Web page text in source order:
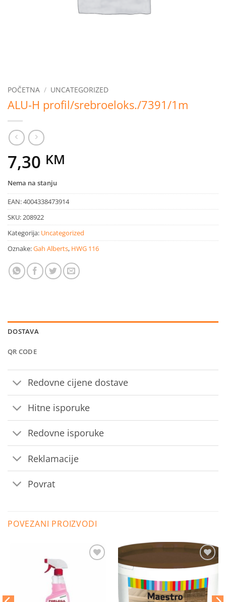
POČETNA / UNCATEGORIZED
ALU-H profil/srebroeloks./7391/1m
7,30 KM
Nema na stanju
EAN:4004338473914
SKU:208922
Kategorija: Uncategorized
Oznake:Gah Alberts, HWG 116
DOSTAVA
QR CODE
Redovne cijene dostave
Hitne isporuke
Redovne isporuke
Reklamacije
Povrat
POVEZANI PROIZVODI
Dodaj
listu
želja